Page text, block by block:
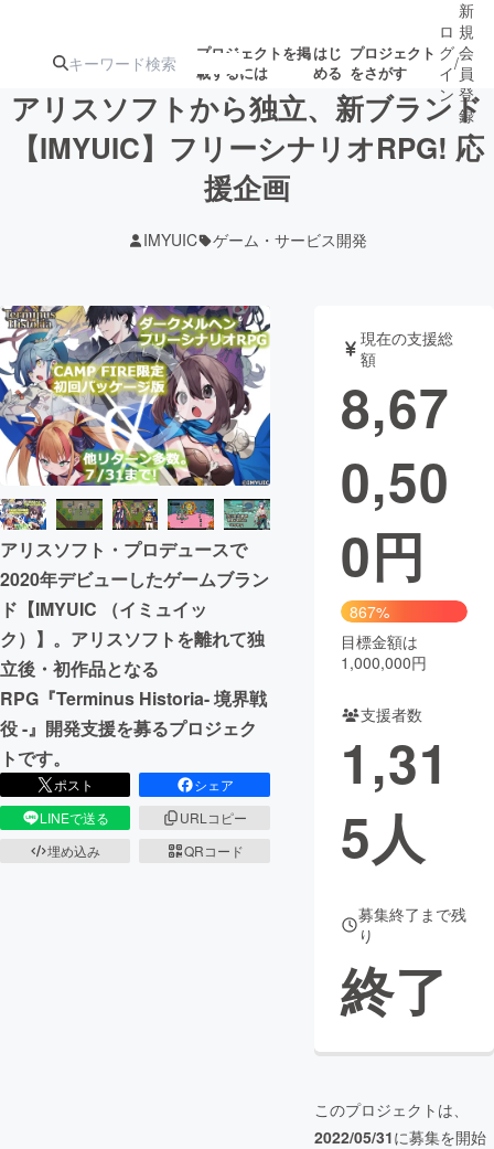
プロジェクトを掲
載するには
はじ
める
プロジェクト
をさがす
注目の新着プロ募集終了が近いプ
テクノロジー・ガジェット
映像・映画 書籍・雑誌
ビジネス・起業 チャレンジ
まちづくり・地域活性化
CAMPFIRE for Social Good
CAMPFIRE Creation
CAMPFIREふるさと納税machi-ya コミュニティ
ロ
グ
イ
ン
/
新
規
会
員
登
録
アリスソフトから独立、新ブランド
【IMYUIC】フリーシナリオRPG! 応
援企画
IMYUIC ゲーム・サービス開発
アリスソフト・プロデュースで
2020年デビューしたゲームブラン
ド【IMYUIC （イミュイッ
ク）】。アリスソフトを離れて独
立後・初作品となる
RPG『Terminus Historia- 境界戦
役 -』開発支援を募るプロジェク
トです。
ポスト
シェア
LINEで送る
URLコピー
埋め込み
QRコード
現在の支援総
額
8,67
0,50
0円
867%
目標金額は
1,000,000円
支援者数
1,31
5人
募集終了まで残
り
終了
このプロジェクトは、
2022/05/31に募集を開始